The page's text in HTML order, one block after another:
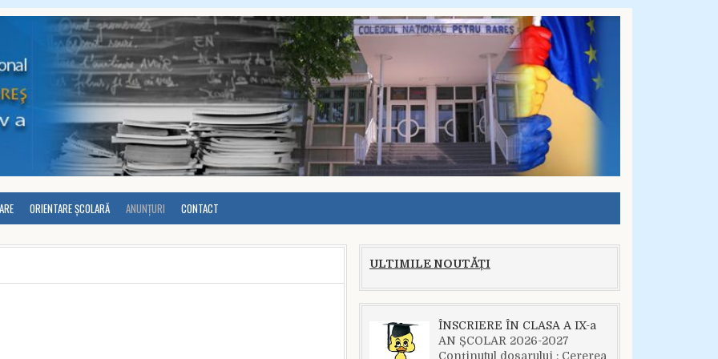
ORIENTARE ȘCOLARĂ ANUNȚURI CONTACT
ULTIMILE NOUTĂȚI
ÎNSCRIERE ÎN CLASA A IX-a
AN ȘCOLAR 2026-2027
Conținutul dosarului : Cererea